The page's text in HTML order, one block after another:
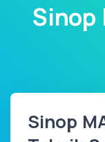
Sinop
Sinop